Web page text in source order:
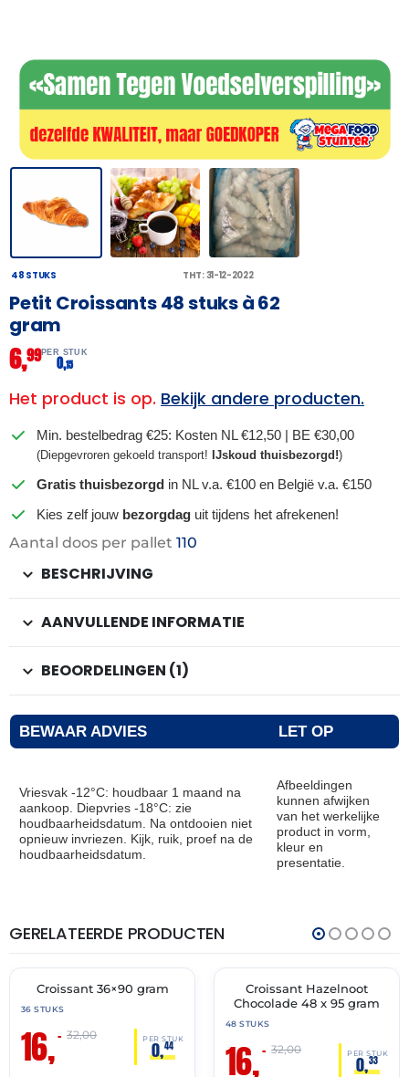
48 STUKS THT: 31-12-2022
Petit Croissants 48 stuks à 62
gram
6,99PER STUK
0,15
Het product is op. Bekijk andere producten.
Min. bestelbedrag €25: Kosten NL €12,50 | BE €30,00
(Diepgevroren gekoeld transport! IJskoud thuisbezorgd!)
Gratis thuisbezorgd in NL v.a. €100 en België v.a. €150
Kies zelf jouw bezorgdag uit tijdens het afrekenen!
Aantal doos per pallet 110
BESCHRIJVING
AANVULLENDE INFORMATIE
BEOORDELINGEN (1)
BEWAAR ADVIES LET OP
Vriesvak -12°C: houdbaar 1 maand na
aankoop. Diepvries -18°C: zie
houdbaarheidsdatum. Na ontdooien niet
opnieuw invriezen. Kijk, ruik, proef na de
houdbaarheidsdatum.
Afbeeldingen
kunnen afwijken
van het werkelijke
product in vorm,
kleur en
presentatie.
GERELATEERDE PRODUCTEN
🔥 OP=OP
THT:
30-
Croissant 36×90 gram
36 STUKS
16,– PER STUK
0,44
32,00
🔥 OP=OP
Croissant Hazelnoot
Chocolade 48 x 95 gram
48 STUKS
16,– PER STUK
0,33
32,00